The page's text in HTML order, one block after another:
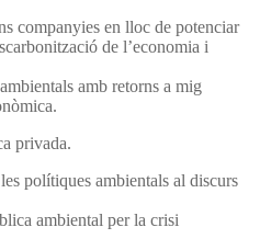
companyies en lloc de potenciar
de l’economia i
amb retorns a mig
privada.
polítiques ambientals al discurs
ambiental per la crisi